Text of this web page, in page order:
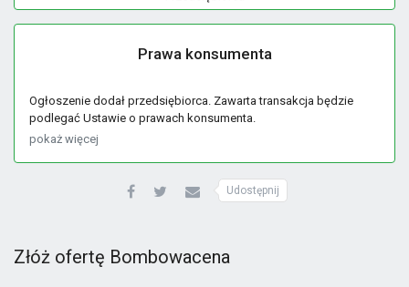
Prawa konsumenta
Ogłoszenie dodał przedsiębiorca. Zawarta transakcja będzie
podlegać Ustawie o prawach konsumenta.
pokaż więcej
Udostępnij
Złóż ofertę Bombowacena